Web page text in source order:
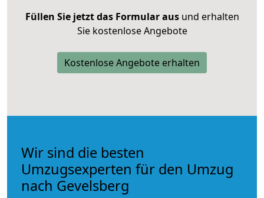
Füllen Sie jetzt das Formular ausund erhalten
Sie kostenlose Angebote
Kostenlose Angebote erhalten
Wir sind die besten
Umzugsexperten für den Umzug
nach Gevelsberg